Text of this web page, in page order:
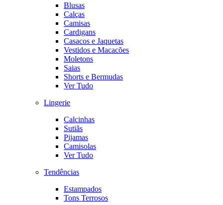
Blusas
Calças
Camisas
Cardigans
Casacos e Jaquetas
Vestidos e Macacões
Moletons
Saias
Shorts e Bermudas
Ver Tudo
Lingerie
Calcinhas
Sutiãs
Pijamas
Camisolas
Ver Tudo
Tendências
Estampados
Tons Terrosos